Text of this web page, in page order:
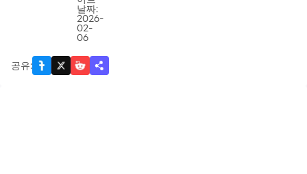
날짜:
2026-
02-
06
공유: